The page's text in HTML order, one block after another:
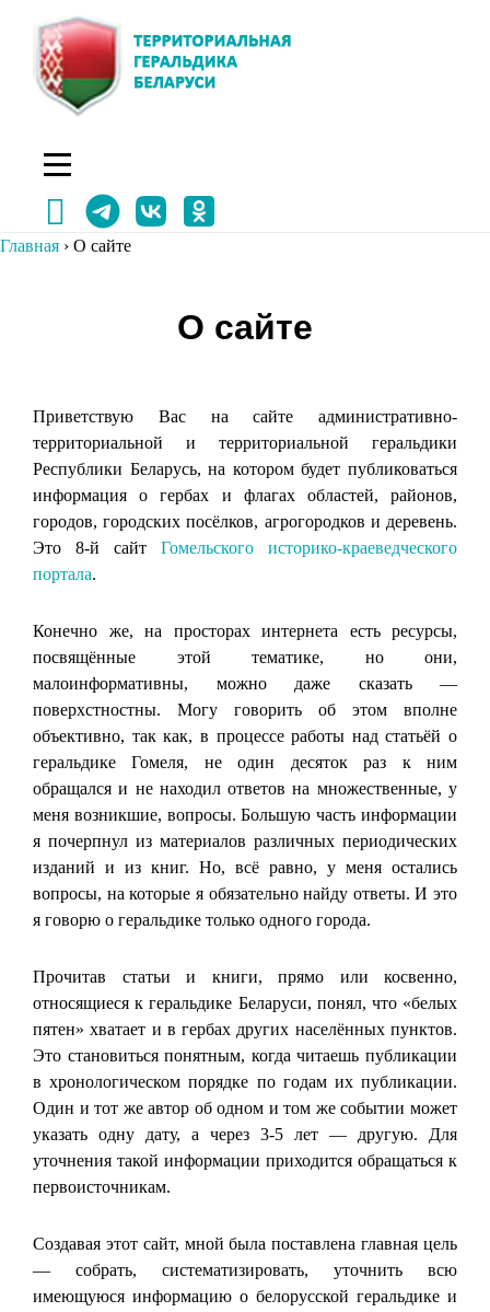
содержимому
Главная › О сайте
О сайте
Приветствую Вас на сайте административно-
территориальной и территориальной геральдики
Республики Беларусь, на котором будет публиковаться
информация о гербах и флагах областей, районов,
городов, городских посёлков, агрогородков и деревень.
Это 8-й сайт Гомельского историко-краеведческого
портала.
Конечно же, на просторах интернета есть ресурсы,
посвящённые этой тематике, но они,
малоинформативны, можно даже сказать —
поверхстностны. Могу говорить об этом вполне
объективно, так как, в процессе работы над статьёй о
геральдике Гомеля, не один десяток раз к ним
обращался и не находил ответов на множественные, у
меня возникшие, вопросы. Большую часть информации
я почерпнул из материалов различных периодических
изданий и из книг. Но, всё равно, у меня остались
вопросы, на которые я обязательно найду ответы. И это
я говорю о геральдике только одного города.
Прочитав статьи и книги, прямо или косвенно,
относящиеся к геральдике Беларуси, понял, что «белых
пятен» хватает и в гербах других населённых пунктов.
Это становиться понятным, когда читаешь публикации
в хронологическом порядке по годам их публикации.
Один и тот же автор об одном и том же событии может
указать одну дату, а через 3-5 лет — другую. Для
уточнения такой информации приходится обращаться к
первоисточникам.
Создавая этот сайт, мной была поставлена главная цель
— собрать, систематизировать, уточнить всю
имеющуюся информацию о белорусской геральдике и